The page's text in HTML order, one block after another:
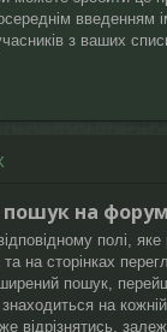
введенням
з ваших
пошук на
полі,
та на сторінках
пошук,
на
відрізнятись,